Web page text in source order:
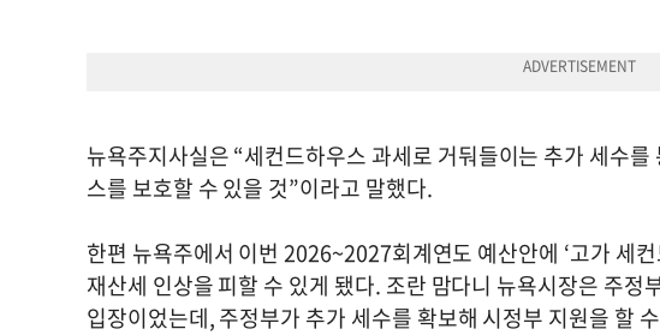
뉴욕주지사실은 “세컨드하우스 과세로 거둬들이는 추가 세수
스를 보호할 수 있을 것”이라고 말했다.
한편 뉴욕주에서 이번 2026~2027회계연도 예산안에 ‘고가 세
재산세 인상을 피할 수 있게 됐다. 조란 맘다니 뉴욕시장은 주정
입장이었는데, 주정부가 추가 세수를 확보해 시정부 지원을 할